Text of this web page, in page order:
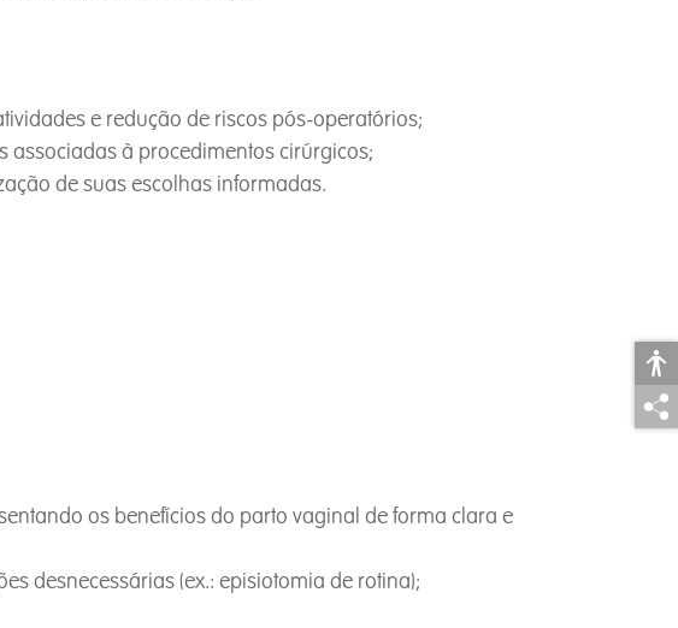
e redução de riscos pós-operatórios;
associadas à procedimentos cirúrgicos;
de suas escolhas informadas.
os benefícios do parto vaginal de forma clara e
desnecessárias (ex.: episiotomia de rotina);